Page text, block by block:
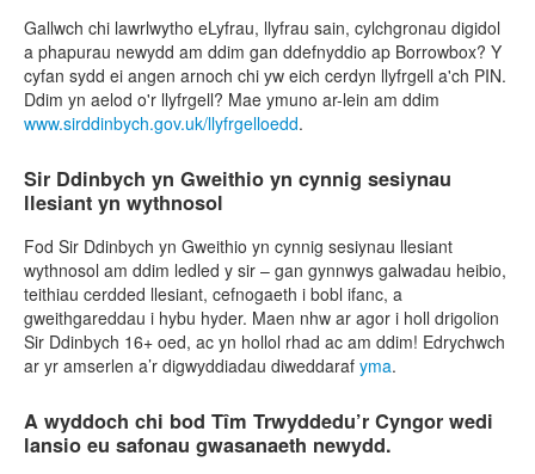
Gallwch chi lawrlwytho eLyfrau, llyfrau sain, cylchgronau digidol
a phapurau newydd am ddim gan ddefnyddio ap Borrowbox? Y
cyfan sydd ei angen arnoch chi yw eich cerdyn llyfrgell a'ch PIN.
Ddim yn aelod o'r llyfrgell? Mae ymuno ar-lein am ddim
www.sirddinbych.gov.uk/llyfrgelloedd.
Sir Ddinbych yn Gweithio yn cynnig sesiynau
llesiant yn wythnosol
Fod Sir Ddinbych yn Gweithio yn cynnig sesiynau llesiant
wythnosol am ddim ledled y sir – gan gynnwys galwadau heibio,
teithiau cerdded llesiant, cefnogaeth i bobl ifanc, a
gweithgareddau i hybu hyder. Maen nhw ar agor i holl drigolion
Sir Ddinbych 16+ oed, ac yn hollol rhad ac am ddim! Edrychwch
ar yr amserlen a’r digwyddiadau diweddaraf yma.
A wyddoch chi bod Tîm Trwyddedu’r Cyngor wedi
lansio eu safonau gwasanaeth newydd.